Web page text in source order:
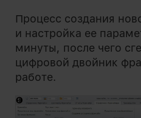
Процесс создания
и настройка ее
минуты, после чего
цифровой двойник
работе.